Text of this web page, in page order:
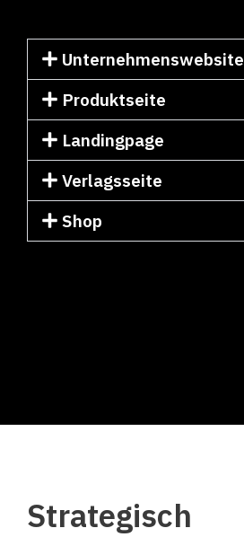
Unternehmenswebsite
Produktseite
Landingpage
Verlagsseite
Shop
Strategisch